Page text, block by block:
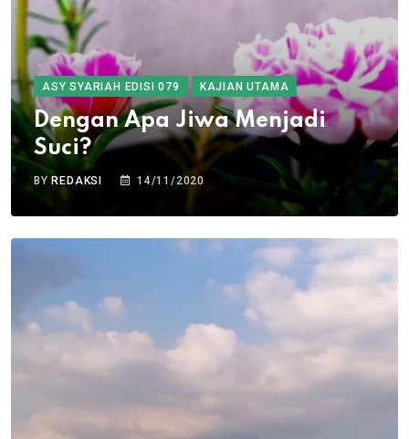
ASY SYARIAH EDISI 079 KAJIAN UTAMA
Dengan Apa Jiwa Menjadi
Suci?
BY REDAKSI 14/11/2020